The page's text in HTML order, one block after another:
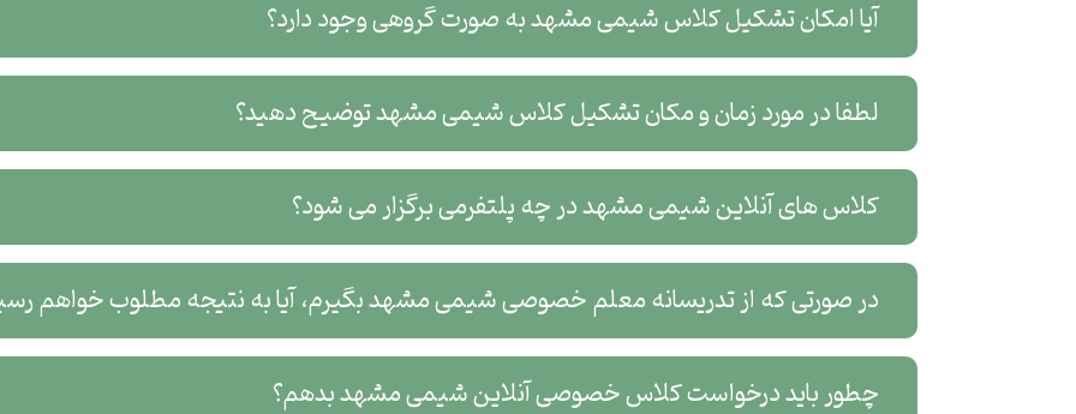
آیا امکان تشکیل کلاس شیمی مشهد به صورت گروهی وجود دارد؟
لطفا در مورد زمان و مکان تشکیل کلاس شیمی مشهد توضیح دهید؟
کلاس های آنلاین شیمی مشهد در چه پلتفرمی برگزار می شود؟
در صورتی که از تدریسانه معلم خصوصی شیمی مشهد بگیرم، آیا به نتیجه مطلوب خواهم
چطور باید درخواست کلاس خصوصی آنلاین شیمی مشهد بدهم؟